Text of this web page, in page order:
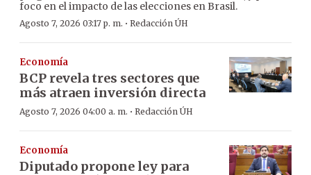
foco en el impacto de las elecciones en Brasil.
Agosto 7, 2026 03:17 p. m. · Redacción ÚH
Economía
BCP revela tres sectores que
más atraen inversión directa
Agosto 7, 2026 04:00 a. m. · Redacción ÚH
Economía
Diputado propone ley para